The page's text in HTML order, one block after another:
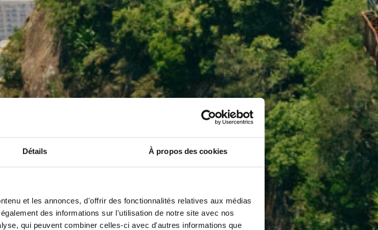
Détails À propos des cookies
et les annonces, d'offrir des fonctionnalités relatives aux médias
des informations sur l'utilisation de notre site avec nos
qui peuvent combiner celles-ci avec d'autres informations que